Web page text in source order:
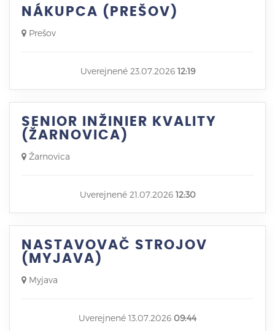
NÁKUPCA (PREŠOV)
Prešov
Uverejnené 23.07.2026 12:19
SENIOR INŽINIER KVALITY
(ŽARNOVICA)
Žarnovica
Uverejnené 21.07.2026 12:30
NASTAVOVAČ STROJOV
(MYJAVA)
Myjava
Uverejnené 13.07.2026 09:44